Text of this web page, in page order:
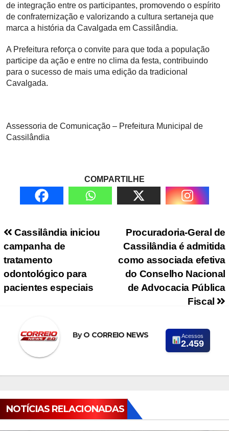
de integração entre os participantes, promovendo o espírito
de confraternização e valorizando a cultura sertaneja que
marca a história da Cavalgada em Cassilândia.
A Prefeitura reforça o convite para que toda a população
participe da ação e entre no clima da festa, contribuindo
para o sucesso de mais uma edição da tradicional
Cavalgada.
Assessoria de Comunicação – Prefeitura Municipal de
Cassilândia
COMPARTILHE
Navegação de PostProcuradoria-Geral de
Cassilândia é admitida
como associada efetiva
do Conselho Nacional
de Advocacia Pública
Fiscal
Cassilândia iniciou
campanha de
tratamento
odontológico para
pacientes especiais
ByO CORREIO NEWS Acessos
2.459
NOTÍCIAS RELACIONADAS